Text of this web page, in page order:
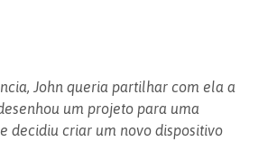
John queria partilhar com ela a
um projeto para uma
decidiu criar um novo dispositivo